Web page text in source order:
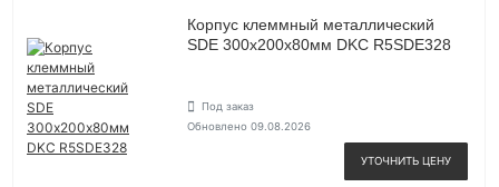
Корпус клеммный металлический
SDE 300х200х80мм DKC R5SDE328
Под заказ
Обновлено 09.08.2026
УТОЧНИТЬ ЦЕНУ